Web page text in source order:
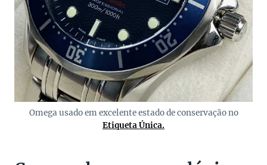
Omega usado em excelente estado de conservação no
Etiqueta Única.